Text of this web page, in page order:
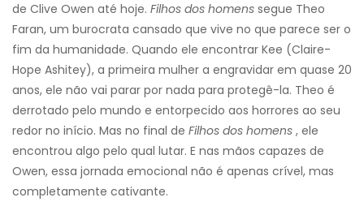
de Clive Owen até hoje. Filhos dos homens segue Theo
Faran, um burocrata cansado que vive no que parece ser o
fim da humanidade. Quando ele encontrar Kee (Claire-
Hope Ashitey), a primeira mulher a engravidar em quase 20
anos, ele não vai parar por nada para protegê-la. Theo é
derrotado pelo mundo e entorpecido aos horrores ao seu
redor no início. Mas no final de Filhos dos homens , ele
encontrou algo pelo qual lutar. E nas mãos capazes de
Owen, essa jornada emocional não é apenas crível, mas
completamente cativante.